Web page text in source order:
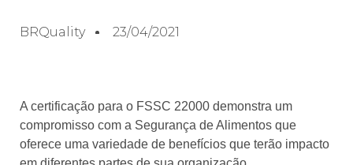
BRQuality 23/04/2021
A certificação para o FSSC 22000 demonstra um
compromisso com a Segurança de Alimentos que
oferece uma variedade de benefícios que terão impacto